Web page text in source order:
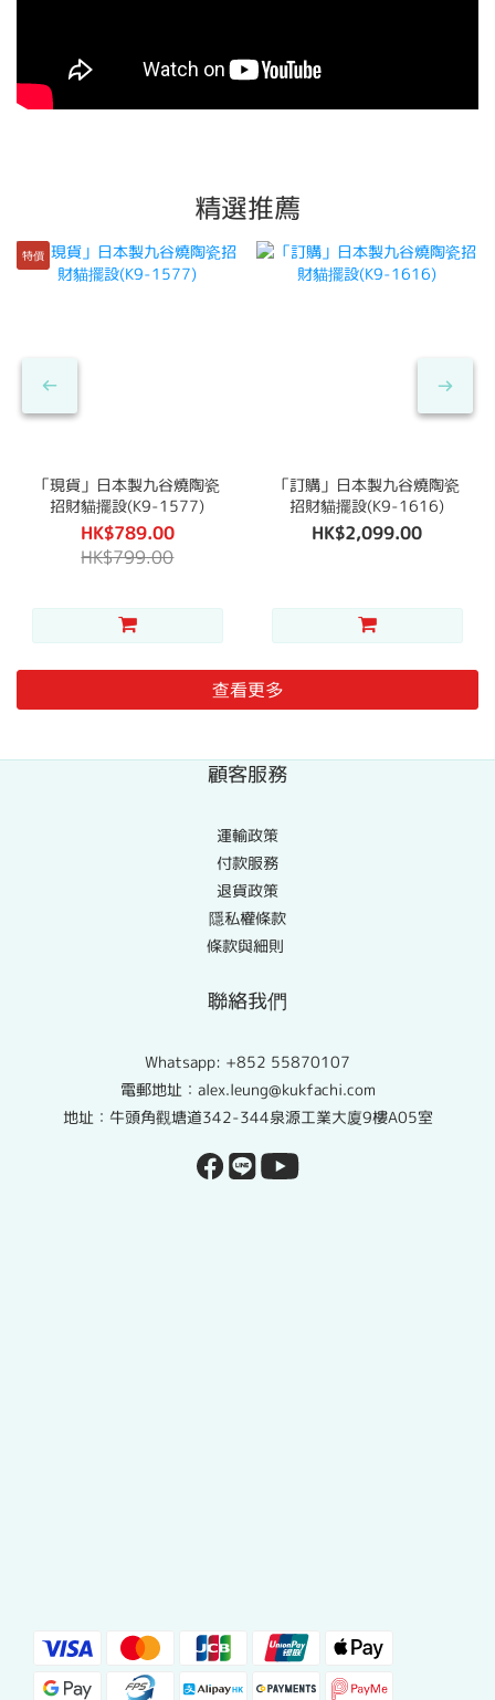
精選推薦
特價
「現貨」日本製九谷燒陶瓷
招財貓擺設(K9-1577)
HK$789.00
HK$799.00
「訂購」日本製九谷燒陶瓷
招財貓擺設(K9-1616)
HK$2,099.00
查看更多
顧客服務
運輸政策
付款服務
退貨政策
隱私權條款
條款與細則
聯絡我們
Whatsapp: +852 55870107
電郵地址：alex.leung@kukfachi.com
地址：牛頭角觀塘道342-344泉源工業大廈9樓A05室